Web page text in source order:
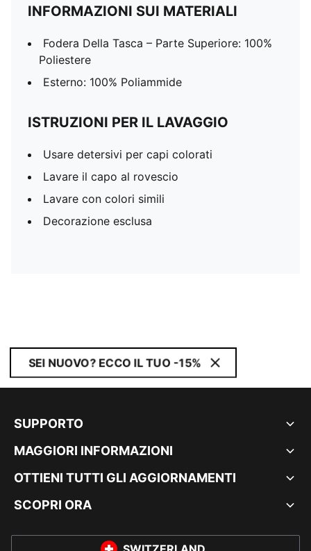
INFORMAZIONI SUI MATERIALI
Fodera Della Tasca – Parte Superiore: 100%
Poliestere
Esterno: 100% Poliammide
ISTRUZIONI PER IL LAVAGGIO
Usare detersivi per capi colorati
Lavare il capo al rovescio
Lavare con colori simili
Decorazione esclusa
SEI NUOVO? ECCO IL TUO -15%
SUPPORTO
MAGGIORI INFORMAZIONI
OTTIENI TUTTI GLI AGGIORNAMENTI
SCOPRI ORA